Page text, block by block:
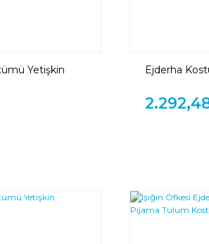
Yetişkin
Ejderha